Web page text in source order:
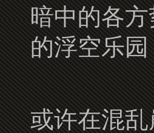
暗中的各
的浮空乐
或许在混